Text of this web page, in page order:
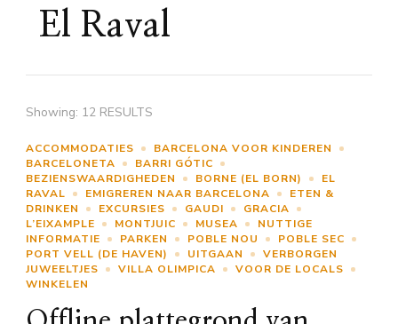
El Raval
Showing: 12 RESULTS
ACCOMMODATIES
BARCELONA VOOR KINDEREN
BARCELONETA
BARRI GÓTIC
BEZIENSWAARDIGHEDEN
BORNE (EL BORN)
EL
RAVAL
EMIGREREN NAAR BARCELONA
ETEN &
DRINKEN
EXCURSIES GAUDI
GRACIA
L’EIXAMPLE
MONTJUIC MUSEA
NUTTIGE
INFORMATIE
PARKEN POBLE NOU
POBLE SEC
PORT VELL (DE HAVEN)
UITGAAN
VERBORGEN
JUWEELTJES
VILLA OLIMPICA
VOOR DE LOCALS
WINKELEN